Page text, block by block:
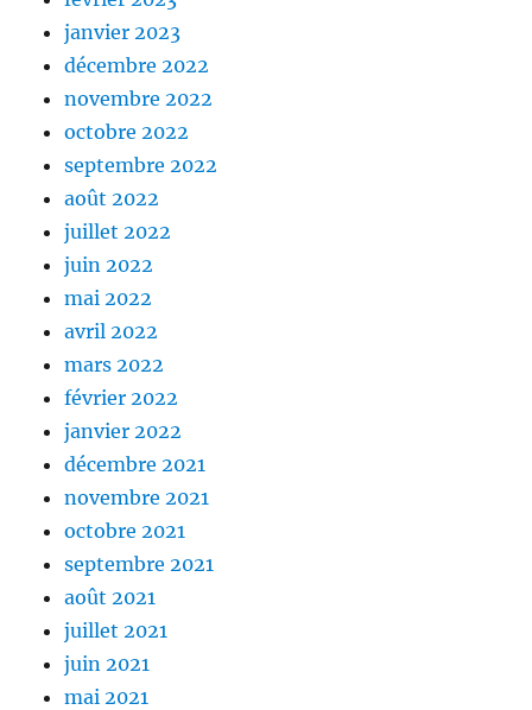
janvier 2023
décembre 2022
novembre 2022
octobre 2022
septembre 2022
août 2022
juillet 2022
juin 2022
mai 2022
avril 2022
mars 2022
février 2022
janvier 2022
décembre 2021
novembre 2021
octobre 2021
septembre 2021
août 2021
juillet 2021
juin 2021
mai 2021